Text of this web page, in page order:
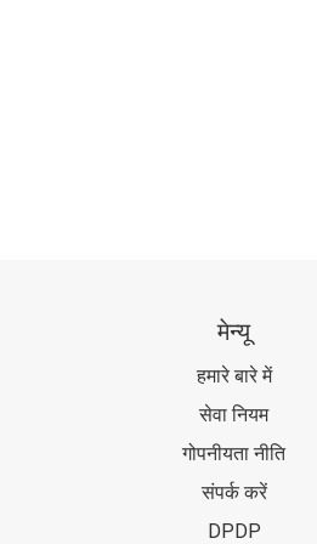
मेन्यू
हमारे बारे में
सेवा नियम
गोपनीयता नीति
संपर्क करें
DPDP